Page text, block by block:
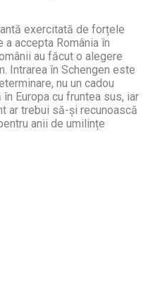
exercitată de forțele
accepta România în
au făcut o alegere
Intrarea în Schengen este
nu un cadou
Europa cu fruntea sus, iar
ar trebui să-și recunoască
anii de umilințe